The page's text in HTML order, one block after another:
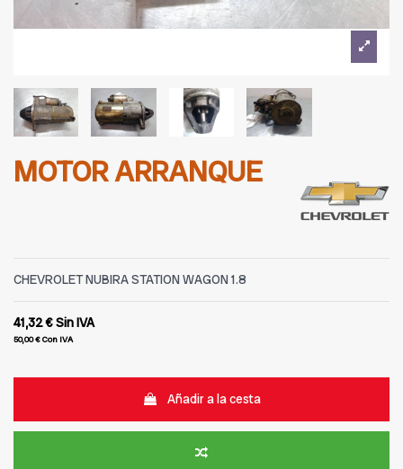
MOTOR ARRANQUE
CHEVROLET NUBIRA STATION WAGON 1.8
41,32 €Sin IVA
50,00 €Con IVA
Añadir a la cesta